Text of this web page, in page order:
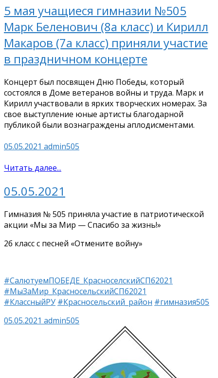
5 мая учащиеся гимназии №505
Марк Беленович (8а класс) и Кирилл
Макаров (7а класс) приняли участие
в праздничном концерте
Концерт был посвящен Дню Победы, который
состоялся в Доме ветеранов войны и труда. Марк и
Кирилл участвовали в ярких творческих номерах. За
свое выступление юные артисты благодарной
публикой были вознаграждены аплодисментами.
05.05.2021 admin505
Читать далее...
05.05.2021
Гимназия № 505 приняла участие в патриотической
акции «Мы за Мир — Спасибо за жизнь!»
2б класс с песней «Отмените войну»
#СалютуемПОБЕДЕ_КрасноселскийСПб2021
#МыЗаМир_КрасносельскийСПб2021
#КлассныйРУ #Красносельский_район #гимназия505
05.05.2021 admin505